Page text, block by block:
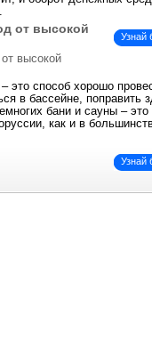
Узнай
от высокой
это способ хорошо
в бассейне, поправить
бани и сауны – это
как и в
Узнай